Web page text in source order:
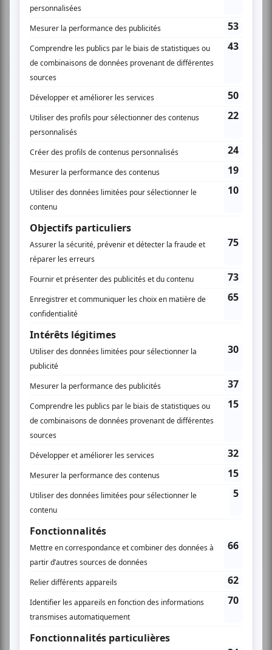
Vous devez être connecté pour
donner un avis.
Connectez-vous ici.
TOUTES LES OFFRES
Festival Colline
Musique Québécoise Pop franco Variété
Lac-Mégantic